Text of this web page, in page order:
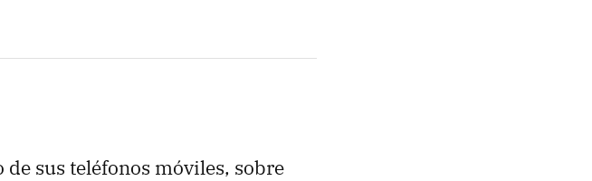
sus teléfonos móviles, sobre